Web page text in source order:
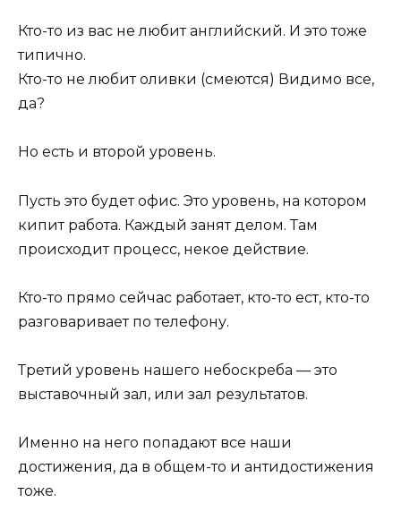
Кто-то из вас не любит английский. И это тоже
типично.
Кто-то не любит оливки (смеются) Видимо все,
да?
Но есть и второй уровень.
Пусть это будет офис. Это уровень, на котором
кипит работа. Каждый занят делом. Там
происходит процесс, некое действие.
Кто-то прямо сейчас работает, кто-то ест, кто-то
разговаривает по телефону.
Третий уровень нашего небоскреба — это
выставочный зал, или зал результатов.
Именно на него попадают все наши
достижения, да в общем-то и антидостижения
тоже.